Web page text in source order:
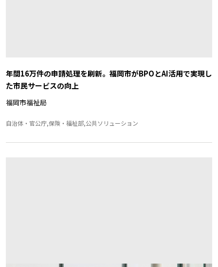
年間16万件の申請処理を刷新。福岡市がBPOとAI活用で実現し
た市民サービスの向上
福岡市福祉局
自治体・官公庁,保険・福祉部,公共ソリューション